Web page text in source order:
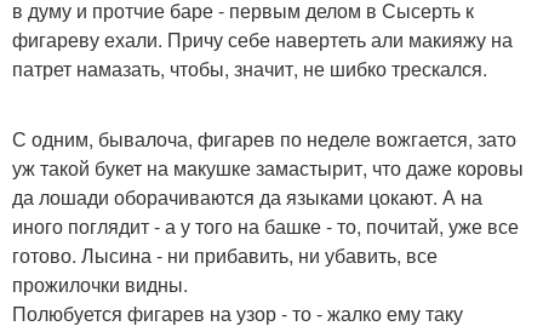
в думу и протчие баре - первым делом в Сысерть к
фигареву ехали. Причу себе навертеть али макияжу на
патрет намазать, чтобы, значит, не шибко трескался.
С одним, бывалоча, фигарев по неделе вожгается, зато
уж такой букет на макушке замастырит, что даже коровы
да лошади оборачиваются да языками цокают. А на
иного поглядит - а у того на башке - то, почитай, уже все
готово. Лысина - ни прибавить, ни убавить, все
прожилочки видны.
Полюбуется фигарев на узор - то - жалко ему таку